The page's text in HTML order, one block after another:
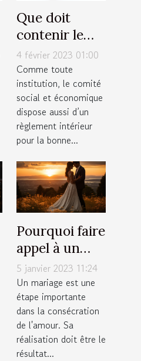
Que doit
contenir le
règlement
intérieur du
CSE ?
4 février 2023 01:00
Comme toute
institution, le comité
social et économique
dispose aussi d’un
règlement intérieur
pour la bonne...
Pourquoi faire
appel à un
photographe
à Annemasse
pour un
mariage ?
5 janvier 2023 11:24
Un mariage est une
étape importante
dans la consécration
de l'amour. Sa
réalisation doit être le
résultat...